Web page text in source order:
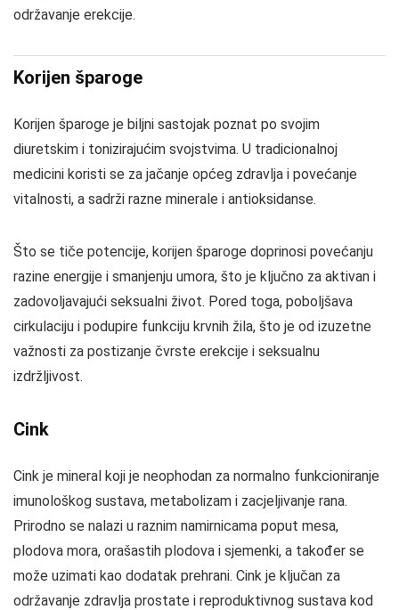
održavanje erekcije.
Korijen šparoge
Korijen šparoge je biljni sastojak poznat po svojim
diuretskim i tonizirajućim svojstvima. U tradicionalnoj
medicini koristi se za jačanje općeg zdravlja i povećanje
vitalnosti, a sadrži razne minerale i antioksidanse.
Što se tiče potencije, korijen šparoge doprinosi povećanju
razine energije i smanjenju umora, što je ključno za aktivan i
zadovoljavajući seksualni život. Pored toga, poboljšava
cirkulaciju i podupire funkciju krvnih žila, što je od izuzetne
važnosti za postizanje čvrste erekcije i seksualnu
izdržljivost.
Cink
Cink je mineral koji je neophodan za normalno funkcioniranje
imunološkog sustava, metabolizam i zacjeljivanje rana.
Prirodno se nalazi u raznim namirnicama poput mesa,
plodova mora, orašastih plodova i sjemenki, a također se
može uzimati kao dodatak prehrani. Cink je ključan za
održavanje zdravlja prostate i reproduktivnog sustava kod